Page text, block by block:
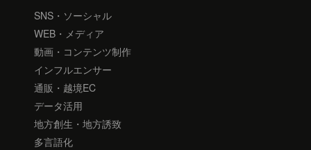
SNS・ソーシャル
WEB・メディア
動画・コンテンツ制作
インフルエンサー
通販・越境EC
データ活用
地方創生・地方誘致
多言語化